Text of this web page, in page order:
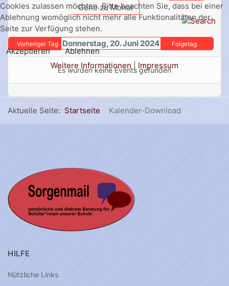
Gehe zu Monat
Vorheriger Tag Donnerstag, 20. Juni 2024 Folgetag
Es wurden keine Events gefunden
Aktuelle Seite: Startseite Kalender-Download
HILFE
Nützliche Links
Cookies zulassen möchten. Bitte beachten Sie, dass bei einer
Ablehnung womöglich nicht mehr alle Funktionalitäten der
Seite zur Verfügung stehen.
Akzeptieren
Ablehnen
Weitere Informationen| Impressum